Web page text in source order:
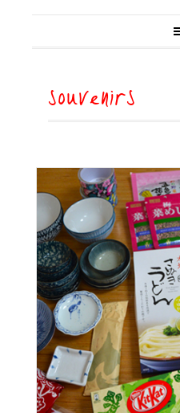
souvenirs